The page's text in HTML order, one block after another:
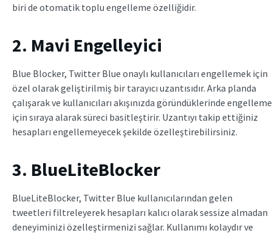
biri de otomatik toplu engelleme özelliğidir.
2. Mavi Engelleyici
Blue Blocker, Twitter Blue onaylı kullanıcıları engellemek için
özel olarak geliştirilmiş bir tarayıcı uzantısıdır. Arka planda
çalışarak ve kullanıcıları akışınızda göründüklerinde engelleme
için sıraya alarak süreci basitleştirir. Uzantıyı takip ettiğiniz
hesapları engellemeyecek şekilde özelleştirebilirsiniz.
3. BlueLiteBlocker
BlueLiteBlocker, Twitter Blue kullanıcılarından gelen
tweetleri filtreleyerek hesapları kalıcı olarak sessize almadan
deneyiminizi özelleştirmenizi sağlar. Kullanımı kolaydır ve